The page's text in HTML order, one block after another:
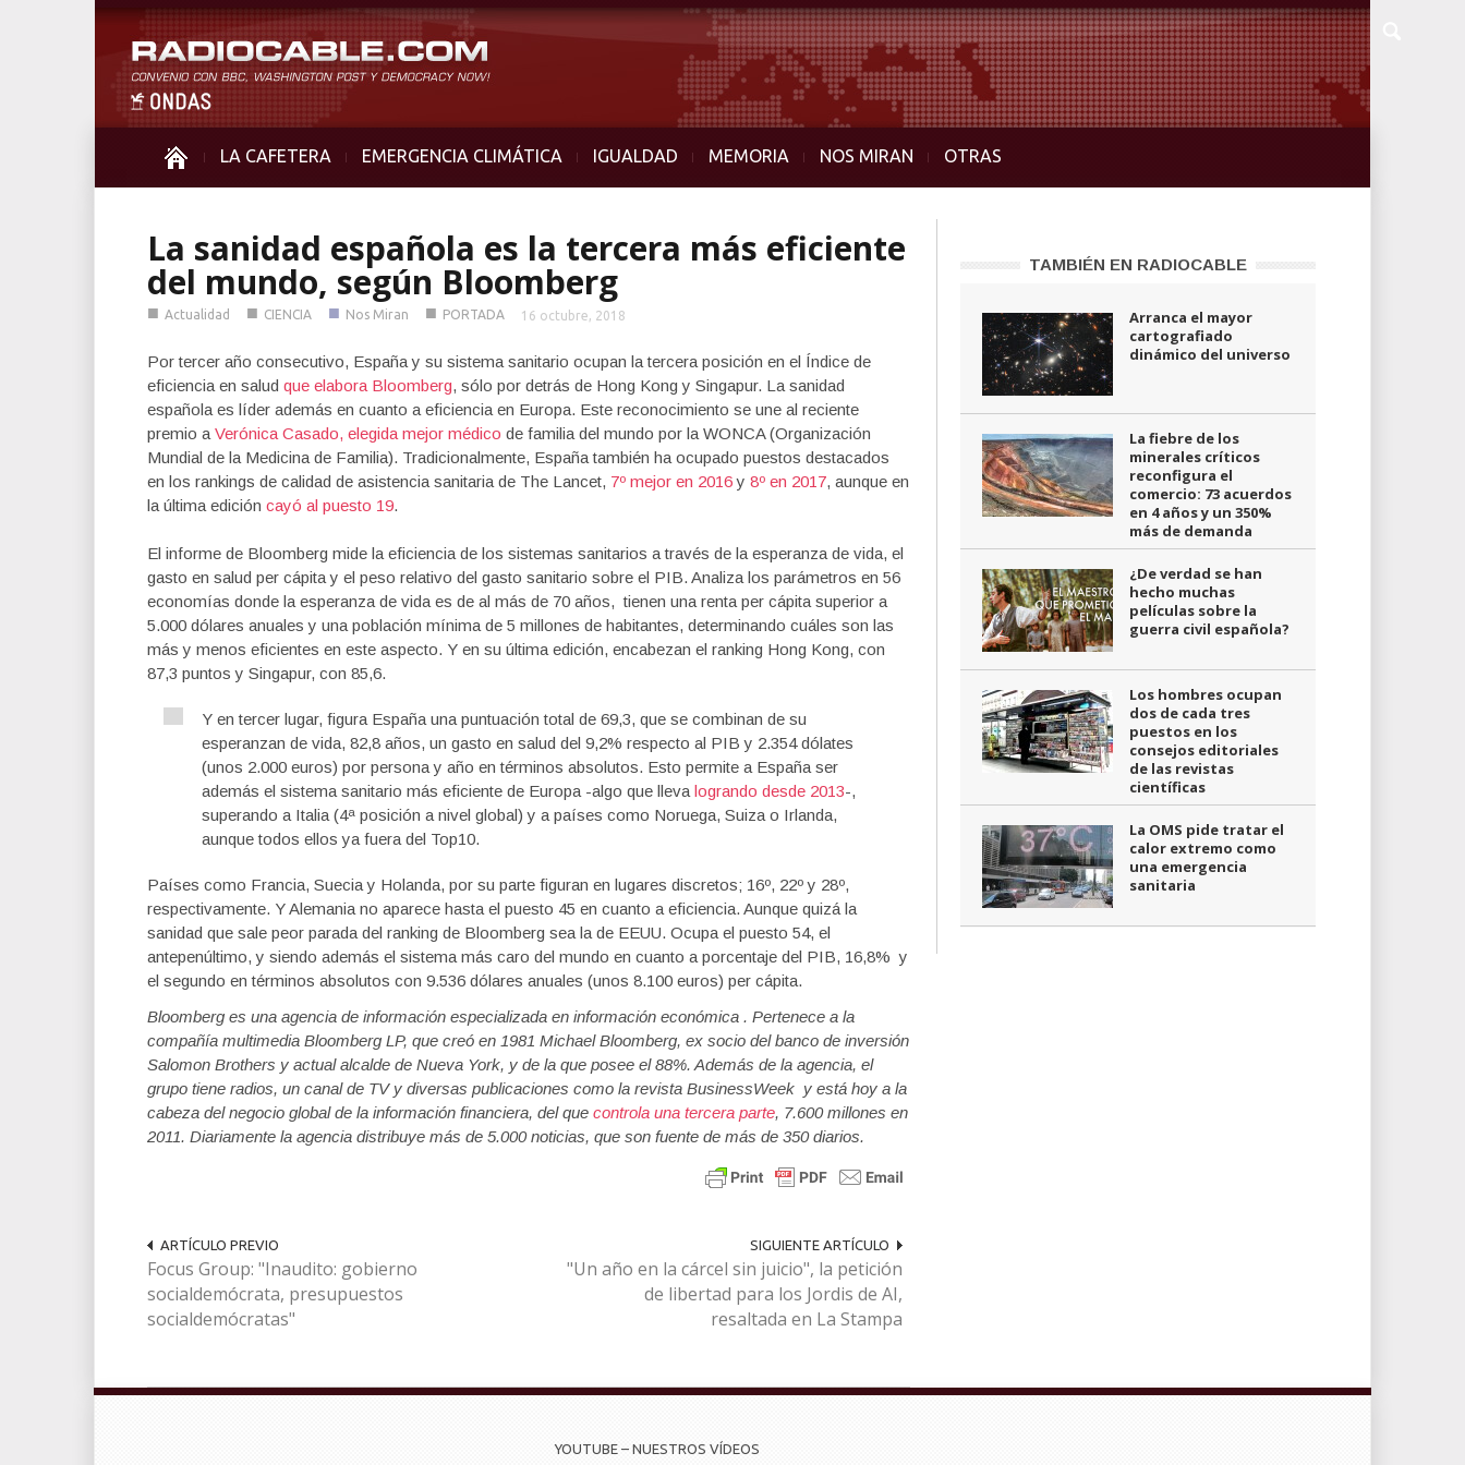
LA CAFETERA EMERGENCIA CLIMÁTICA IGUALDAD MEMORIA NOS MIRAN OTRAS
La sanidad española es la tercera más eficiente
del mundo, según Bloomberg
■ Actualidad ■ CIENCIA ■ Nos Miran ■ PORTADA 16 octubre, 2018
Por tercer año consecutivo, España y su sistema sanitario ocupan la tercera posición en el Índice de
eficiencia en salud que elabora Bloomberg, sólo por detrás de Hong Kong y Singapur. La sanidad
española es líder además en cuanto a eficiencia en Europa. Este reconocimiento se une al reciente
premio a Verónica Casado, elegida mejor médico de familia del mundo por la WONCA (Organización
Mundial de la Medicina de Familia). Tradicionalmente, España también ha ocupado puestos destacados
en los rankings de calidad de asistencia sanitaria de The Lancet, 7º mejor en 2016y 8º en 2017, aunque en
la última edición cayó al puesto 19.
El informe de Bloomberg mide la eficiencia de los sistemas sanitarios a través de la esperanza de vida, el
gasto en salud per cápita y el peso relativo del gasto sanitario sobre el PIB. Analiza los parámetros en 56
economías donde la esperanza de vida es de al más de 70 años, tienen una renta per cápita superior a
5.000 dólares anuales y una población mínima de 5 millones de habitantes, determinando cuáles son las
más y menos eficientes en este aspecto. Y en su última edición, encabezan el ranking Hong Kong, con
87,3 puntos y Singapur, con 85,6.
Y en tercer lugar, figura España una puntuación total de 69,3, que se combinan de su
esperanzan de vida, 82,8 años, un gasto en salud del 9,2% respecto al PIB y 2.354 dólates
(unos 2.000 euros) por persona y año en términos absolutos. Esto permite a España ser
además el sistema sanitario más eficiente de Europa -algo que lleva logrando desde 2013-,
superando a Italia (4ª posición a nivel global) y a países como Noruega, Suiza o Irlanda,
aunque todos ellos ya fuera del Top10.
Países como Francia, Suecia y Holanda, por su parte figuran en lugares discretos; 16º, 22º y 28º,
respectivamente. Y Alemania no aparece hasta el puesto 45 en cuanto a eficiencia. Aunque quizá la
sanidad que sale peor parada del ranking de Bloomberg sea la de EEUU. Ocupa el puesto 54, el
antepenúltimo, y siendo además el sistema más caro del mundo en cuanto a porcentaje del PIB, 16,8% y
el segundo en términos absolutos con 9.536 dólares anuales (unos 8.100 euros) per cápita.
Bloomberg es una agencia de información especializada en información económica . Pertenece a la
compañía multimedia Bloomberg LP, que creó en 1981 Michael Bloomberg, ex socio del banco de inversión
Salomon Brothers y actual alcalde de Nueva York, y de la que posee el 88%. Además de la agencia, el
grupo tiene radios, un canal de TV y diversas publicaciones como la revista BusinessWeek y está hoy a la
cabeza del negocio global de la información financiera, del que controla una tercera parte, 7.600 millones en
2011. Diariamente la agencia distribuye más de 5.000 noticias, que son fuente de más de 350 diarios.
ARTÍCULO PREVIO
Focus Group: "Inaudito: gobierno
socialdemócrata, presupuestos
socialdemócratas"
SIGUIENTE ARTÍCULO
"Un año en la cárcel sin juicio", la petición
de libertad para los Jordis de AI,
resaltada en La Stampa
TAMBIÉN EN RADIOCABLE
Arranca el mayor
cartografiado
dinámico del universo
La fiebre de los
minerales críticos
reconfigura el
comercio: 73 acuerdos
en 4 años y un 350%
más de demanda
¿De verdad se han
hecho muchas
películas sobre la
guerra civil española?
Los hombres ocupan
dos de cada tres
puestos en los
consejos editoriales
de las revistas
científicas
La OMS pide tratar el
calor extremo como
una emergencia
sanitaria
YOUTUBE – NUESTROS VÍDEOS